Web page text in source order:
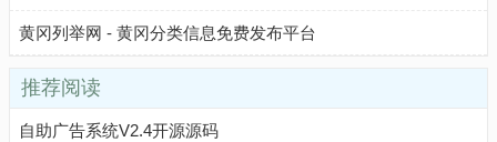
黄冈列举网 - 黄冈分类信息免费发布平台
推荐阅读
自助广告系统V2.4开源源码